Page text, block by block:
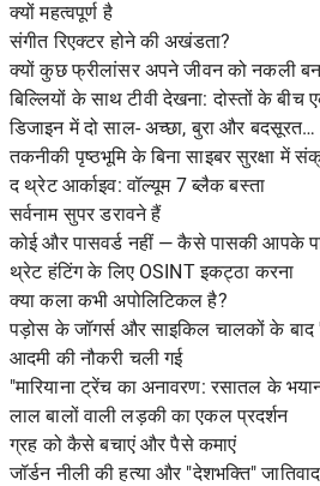
क्यों महत्वपूर्ण है
संगीत रिएक्टर होने की अखंडता?
क्यों कुछ फ्रीलांसर अपने जीवन को नकली
बिल्लियों के साथ टीवी देखना: दोस्तों के बीच
डिजाइन में दो साल- अच्छा, बुरा और बदसूरत…
तकनीकी पृष्ठभूमि के बिना साइबर सुरक्षा में
द थ्रेट आर्काइव: वॉल्यूम 7 ब्लैक बस्ता
सर्वनाम सुपर डरावने हैं
कोई और पासवर्ड नहीं — कैसे पासकी आपके
थ्रेट हंटिंग के लिए OSINT इकट्ठा करना
क्या कला कभी अपोलिटिकल है?
पड़ोस के जॉगर्स और साइकिल चालकों के
आदमी की नौकरी चली गई
"मारियाना ट्रेंच का अनावरण: रसातल के
लाल बालों वाली लड़की का एकल प्रदर्शन
ग्रह को कैसे बचाएं और पैसे कमाएं
जॉर्डन नीली की हत्या और "देशभक्ति"